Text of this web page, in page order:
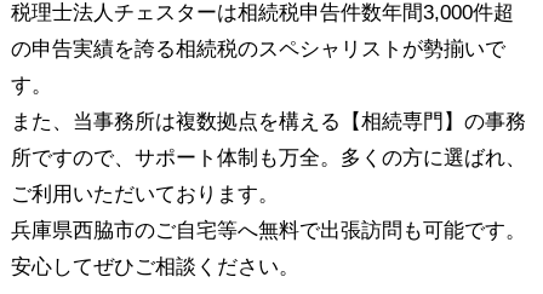
税理士法人チェスターは相続税申告件数年間3,000件超
の申告実績を誇る相続税のスペシャリストが勢揃いで
す。
また、当事務所は複数拠点を構える【相続専門】の事務
所ですので、サポート体制も万全。多くの方に選ばれ、
ご利用いただいております。
兵庫県西脇市のご自宅等へ無料で出張訪問も可能です。
安心してぜひご相談ください。